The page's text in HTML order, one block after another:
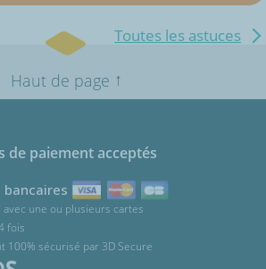
Toutes les astuces
Haut de page ↑
de paiement acceptés
bancaires
avec une ou plusieurs cartes
fois
100% sécurisé par 3D Secure